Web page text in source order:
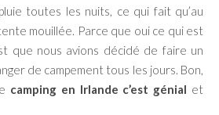
toutes les nuits, ce qui fait qu’au
mouillée. Parce que oui ce qui est
que nous avions décidé de faire un
de campement tous les jours. Bon,
camping en Irlande c’est génial et